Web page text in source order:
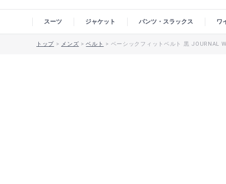
スーツ ジャケット パンツ・スラックス ワ
トップ > メンズ >ベルト > ベーシックフィットベルト 黒 JOURNAL